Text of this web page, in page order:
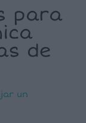
para
de
un